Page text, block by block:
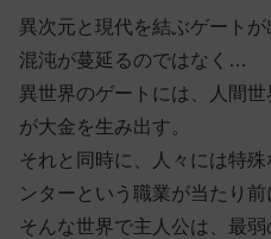
異次元と現代を結ぶゲートが
混沌が蔓延るのではなく…
異世界のゲートには、人間
が大金を生み出す。
それと同時に、人々には特
ンターという職業が当たり前
そんな世界で主人公は、最弱